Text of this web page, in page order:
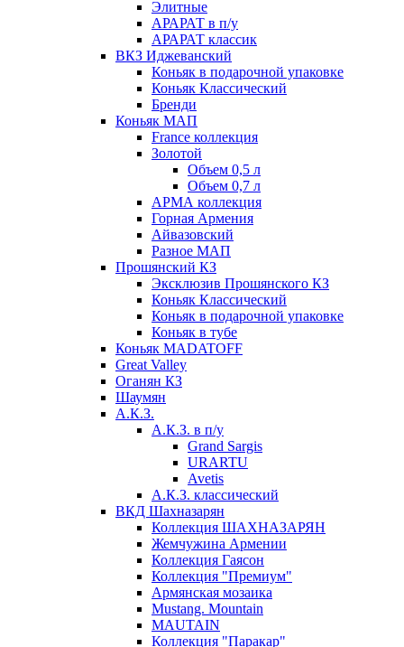
Элитные
АРАРАТ в п/у
АРАРАТ классик
ВКЗ Иджеванский
Коньяк в подарочной упаковке
Коньяк Классический
Бренди
Коньяк МАП
France коллекция
Золотой
Объем 0,5 л
Объем 0,7 л
АРМА коллекция
Горная Армения
Айвазовский
Разное МАП
Прошянский КЗ
Эксклюзив Прошянского КЗ
Коньяк Классический
Коньяк в подарочной упаковке
Коньяк в тубе
Коньяк MADATOFF
Great Valley
Оганян КЗ
Шаумян
А.К.З.
А.К.З. в п/у
Grand Sargis
URARTU
Avetis
А.К.З. классический
ВКД Шахназарян
Коллекция ШАХНАЗАРЯН
Жемчужина Армении
Коллекция Гаясон
Коллекция "Премиум"
Армянская мозаика
Mustang. Mountain
MAUTAIN
Коллекция "Паракар"